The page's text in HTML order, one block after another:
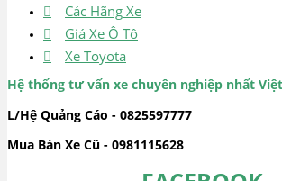
Các Hãng Xe
Giá Xe Ô Tô
Xe Toyota
Hệ thống tư vấn xe chuyên nghiệp nhất
L/Hệ Quảng Cáo - 0825597777
Mua Bán Xe Cũ - 0981115628